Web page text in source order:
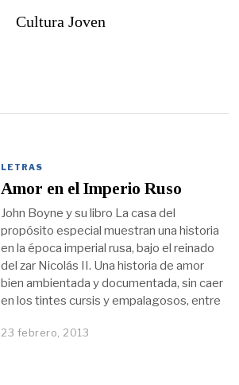
Cultura Joven
LETRAS
Amor en el Imperio Ruso
John Boyne y su libro La casa del
propósito especial muestran una historia
en la época imperial rusa, bajo el reinado
del zar Nicolás II. Una historia de amor
bien ambientada y documentada, sin caer
en los tintes cursis y empalagosos, entre
23 febrero, 2013